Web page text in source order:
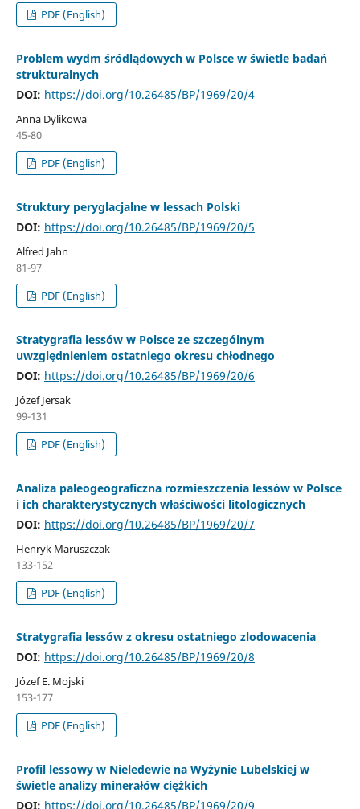
PDF (English)
Problem wydm śródlądowych w Polsce w świetle badań
strukturalnych
DOI: https://doi.org/10.26485/BP/1969/20/4
Anna Dylikowa
45-80
PDF (English)
Struktury peryglacjalne w lessach Polski
DOI: https://doi.org/10.26485/BP/1969/20/5
Alfred Jahn
81-97
PDF (English)
Stratygrafia lessów w Polsce ze szczególnym
uwzględnieniem ostatniego okresu chłodnego
DOI: https://doi.org/10.26485/BP/1969/20/6
Józef Jersak
99-131
PDF (English)
Analiza paleogeograficzna rozmieszczenia lessów w Polsce
i ich charakterystycznych właściwości litologicznych
DOI: https://doi.org/10.26485/BP/1969/20/7
Henryk Maruszczak
133-152
PDF (English)
Stratygrafia lessów z okresu ostatniego zlodowacenia
DOI: https://doi.org/10.26485/BP/1969/20/8
Józef E. Mojski
153-177
PDF (English)
Profil lessowy w Nieledewie na Wyżynie Lubelskiej w
świetle analizy minerałów ciężkich
DOI: https://doi.org/10.26485/BP/1969/20/9